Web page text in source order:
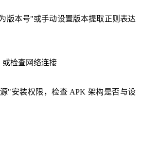
版本号"或手动设置版本提取正则表达
检查网络连接
"安装权限，检查 APK 架构是否与设